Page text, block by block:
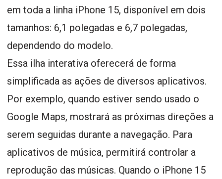
em toda a linha iPhone 15, disponível em dois
tamanhos: 6,1 polegadas e 6,7 polegadas,
dependendo do modelo.
Essa ilha interativa oferecerá de forma
simplificada as ações de diversos aplicativos.
Por exemplo, quando estiver sendo usado o
Google Maps, mostrará as próximas direções a
serem seguidas durante a navegação. Para
aplicativos de música, permitirá controlar a
reprodução das músicas. Quando o iPhone 15